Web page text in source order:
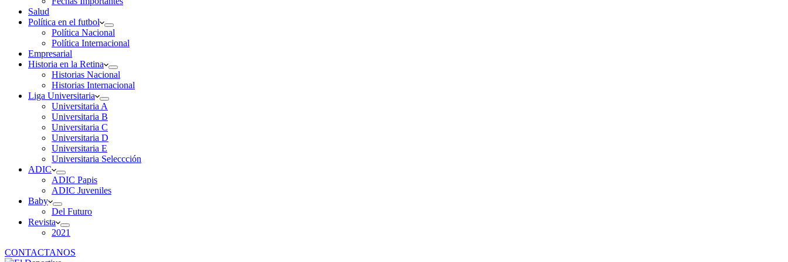
Salud
Política en el futbol
Política Nacional
Política Internacional
Empresarial
Historia en la Retina
Historias Nacional
Historias Internacional
Liga Universitaria
Universitaria A
Universitaria B
Universitaria C
Universitaria D
Universitaria E
Universitaria Seleccción
ADIC
ADIC Papis
ADIC Juveniles
Baby
Del Futuro
Revista
2021
CONTACTANOS